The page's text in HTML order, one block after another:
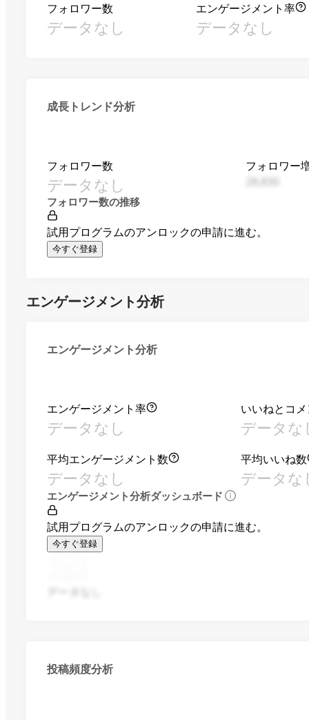
フォロワー数
データなし
エンゲージメント率
データなし
成長トレンド分析
フォロワー数
データなし
フォロワー
フォロワー数の推移
試用プログラムのアンロックの申請に進む。
今すぐ登録
エンゲージメント分析
エンゲージメント分析
エンゲージメント率
データなし
いいねとコ
データな
平均エンゲージメント数
データなし
平均いいね数
データな
エンゲージメント分析ダッシュボード
試用プログラムのアンロックの申請に進む。
今すぐ登録
投稿頻度分析